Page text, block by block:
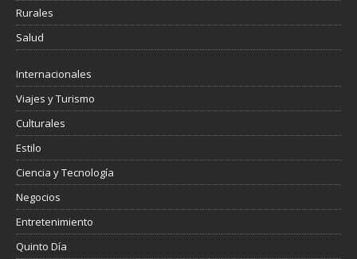
Rurales
Salud
Internacionales
Viajes y Turismo
Culturales
Estilo
Ciencia y Tecnología
Negocios
Entretenimiento
Quinto Día